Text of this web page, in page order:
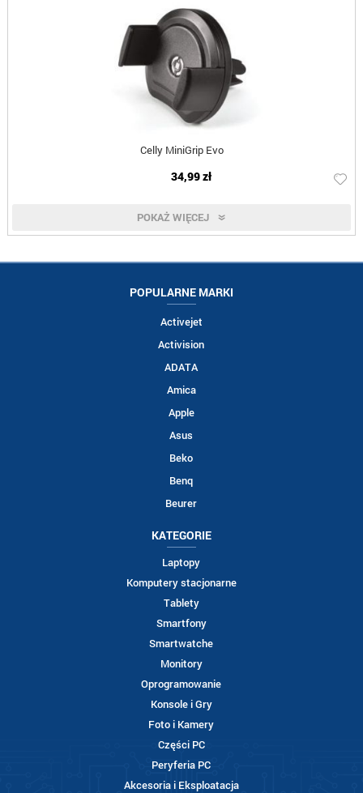
Celly MiniGrip Evo
34,99 zł
POKAŻ WIĘCEJ
POPULARNE MARKI
Activejet
Activision
ADATA
Amica
Apple
Asus
Beko
Benq
Beurer
KATEGORIE
Laptopy
Komputery stacjonarne
Tablety
Smartfony
Smartwatche
Monitory
Oprogramowanie
Konsole i Gry
Foto i Kamery
Części PC
Peryferia PC
Akcesoria i Eksploatacja